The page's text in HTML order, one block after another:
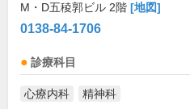
M・D五稜郭ビル 2階 [地図]
0138-84-1706
診療科目
心療内科 精神科